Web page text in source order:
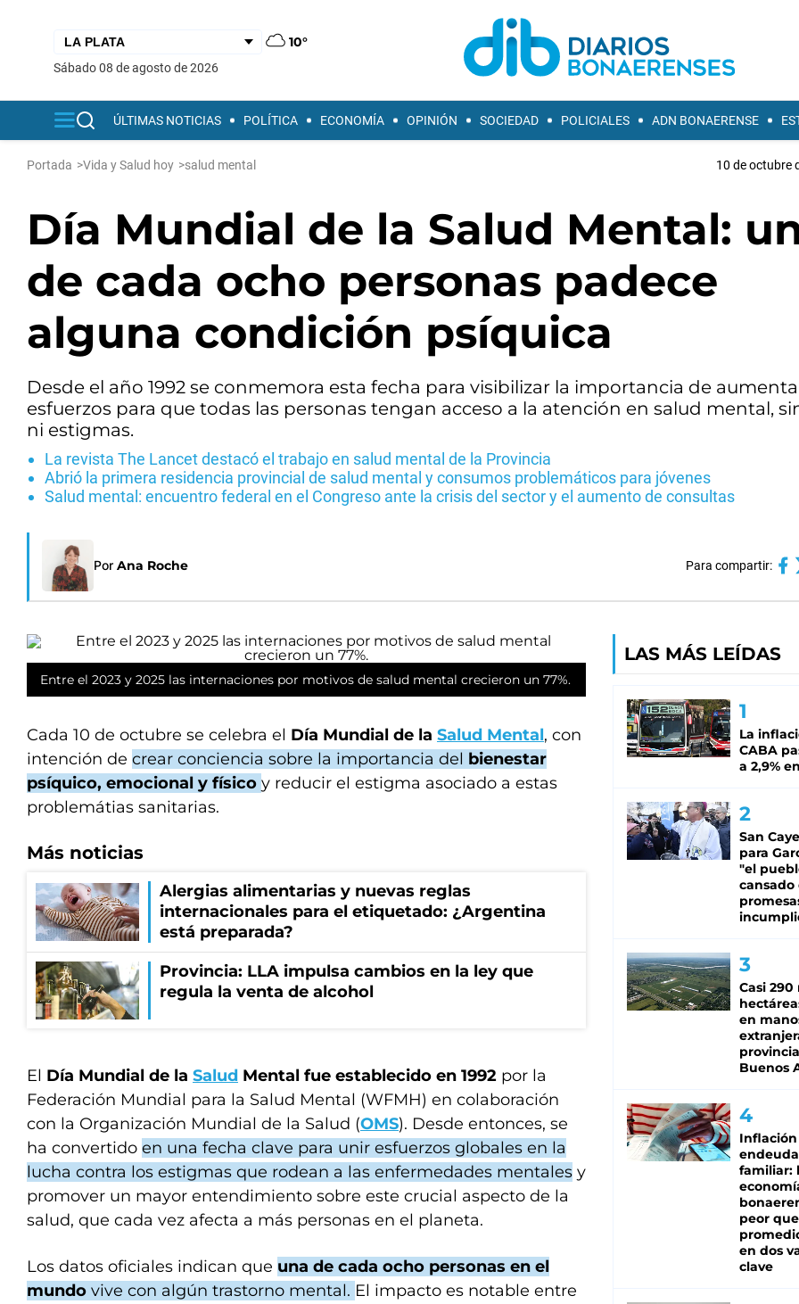
10°
sábado 08 de agosto de 2026
ÚLTIMAS NOTICIAS POLÍTICA ECONOMÍA OPINIÓN SOCIEDAD POLICIALES ADN BONAERENSE
Portada >Vida y Salud hoy >salud mental 10 de octubre
Día Mundial de la Salud Mental:
de cada ocho personas padece
alguna condición psíquica
Desde el año 1992 se conmemora esta fecha para visibilizar la importancia de
esfuerzos para que todas las personas tengan acceso a la atención en salud mental,
ni estigmas.
La revista The Lancet destacó el trabajo en salud mental de la Provincia
Abrió la primera residencia provincial de salud mental y consumos problemáticos para jóvenes
Salud mental: encuentro federal en el Congreso ante la crisis del sector y el aumento de consultas
Por Ana Roche Para compartir:
Entre el 2023 y 2025 las internaciones por motivos de salud mental crecieron un 77%.
Cada 10 de octubre se celebra el Día Mundial de la Salud Mental, con
intención de crear conciencia sobre la importancia del bienestar
psíquico, emocional y físico y reducir el estigma asociado a estas
problemátias sanitarias.
Más noticias
Alergias alimentarias y nuevas reglas
internacionales para el etiquetado: ¿Argentina
está preparada?
Provincia: LLA impulsa cambios en la ley que
regula la venta de alcohol
El Día Mundial de la Salud Mental fue establecido en 1992 por la
Federación Mundial para la Salud Mental (WFMH) en colaboración
con la Organización Mundial de la Salud (OMS). Desde entonces, se
ha convertido en una fecha clave para unir esfuerzos globales en la
lucha contra los estigmas que rodean a las enfermedades mentales y
promover un mayor entendimiento sobre este crucial aspecto de la
salud, que cada vez afecta a más personas en el planeta.
Los datos oficiales indican que una de cada ocho personas en el
mundo vive con algún trastorno mental. El impacto es notable entre
LAS MÁS LEÍDAS
La
CABA
a 2,9%
San
para
"el
cansado
Casi 290
en
Buenos
Inflación
familiar:
peor
en dos
clave